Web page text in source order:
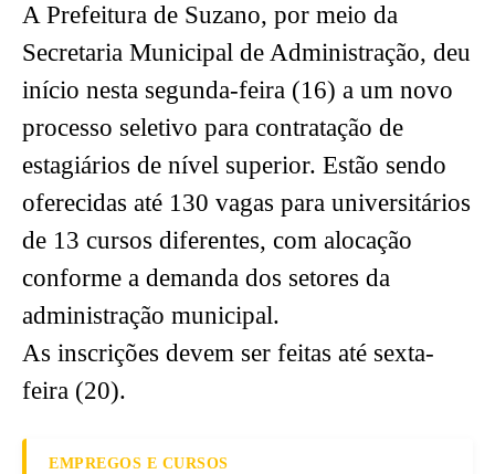
A Prefeitura de Suzano, por meio da
Secretaria Municipal de Administração, deu
início nesta segunda-feira (16) a um novo
processo seletivo para contratação de
estagiários de nível superior. Estão sendo
oferecidas até 130 vagas para universitários
de 13 cursos diferentes, com alocação
conforme a demanda dos setores da
administração municipal.
As inscrições devem ser feitas até sexta-
feira (20).
EMPREGOS E CURSOS